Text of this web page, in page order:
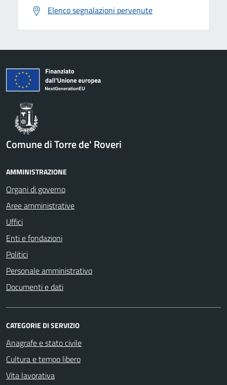
Elenco segnalazioni pervenute
Comune di Torre de' Roveri
AMMINISTRAZIONE
Organi di governo
Aree amministrative
Uffici
Enti e fondazioni
Politici
Personale amministrativo
Documenti e dati
CATEGORIE DI SERVIZIO
Anagrafe e stato civile
Cultura e tempo libero
Vita lavorativa